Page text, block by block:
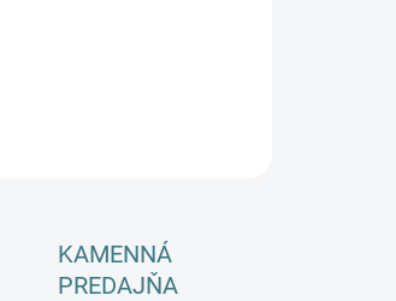
KAMENNÁ
PREDAJŇA